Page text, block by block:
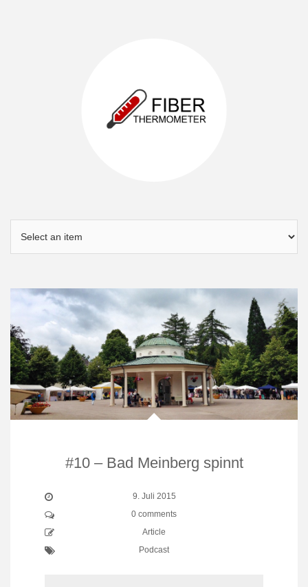
#10 – Bad Meinberg spinnt
9. Juli 2015
0 comments
Article
Podcast